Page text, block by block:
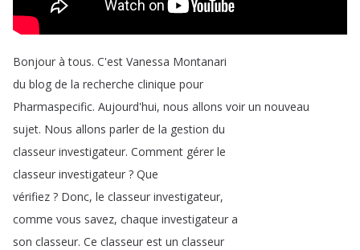
Bonjour à tous. C'est Vanessa Montanari
du blog de la recherche clinique pour
Pharmaspecific. Aujourd'hui, nous allons voir un nouveau
sujet. Nous allons parler de la gestion du
classeur investigateur. Comment gérer le
classeur investigateur ? Que
vérifiez ? Donc, le classeur investigateur,
comme vous savez, chaque investigateur a
son classeur. Ce classeur est un classeur